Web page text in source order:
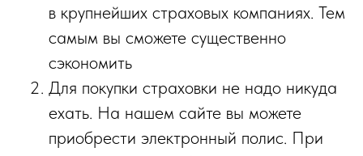
в крупнейших страховых компаниях. Тем
самым вы сможете существенно
сэкономить
Для покупки страховки не надо никуда
ехать. На нашем сайте вы можете
приобрести электронный полис. При